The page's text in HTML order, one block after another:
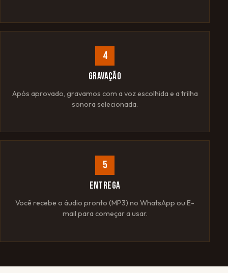
4
GRAVAÇÃO
Após aprovado, gravamos com a voz escolhida e a trilha
sonora selecionada.
5
ENTREGA
Você recebe o áudio pronto (MP3) no WhatsApp ou E-
mail para começar a usar.